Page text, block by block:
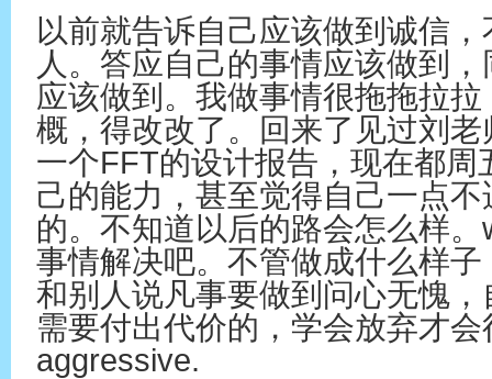
以前就告诉自己应该做到诚信
人。答应自己的事情应该做到
应该做到。我做事情很拖拖拉
概，得改改了。回来了见过刘
一个FFT的设计报告，现在都周
己的能力，甚至觉得自己一点
的。不知道以后的路会怎么样
事情解决吧。不管做成什么样
和别人说凡事要做到问心无愧
需要付出代价的，学会放弃才
aggressive.